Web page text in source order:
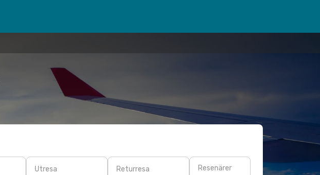
Utresa Returresa Resenärer